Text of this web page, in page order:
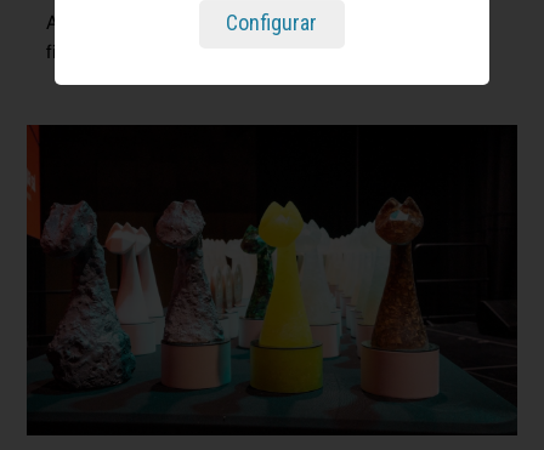
Agencias como Havas Play, Samy y El Ruso de Rocky
figuran entre los finalistas
Configurar